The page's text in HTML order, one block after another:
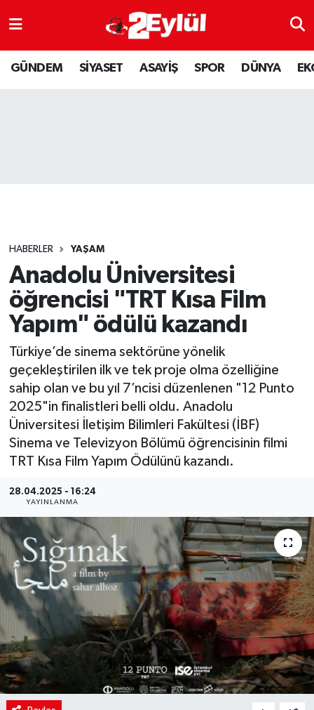
GÜNDEM SİYASET ASAYİŞ SPOR DÜNYA
HABERLER YAŞAM
Anadolu Üniversitesi
öğrencisi "TRT Kısa Film
Yapım" ödülü kazandı
Türkiye’de sinema sektörüne yönelik
geçekleştirilen ilk ve tek proje olma özelliğine
sahip olan ve bu yıl 7’ncisi düzenlenen "12 Punto
2025"in finalistleri belli oldu. Anadolu
Üniversitesi İletişim Bilimleri Fakültesi (İBF)
Sinema ve Televizyon Bölümü öğrencisinin filmi
TRT Kısa Film Yapım Ödülünü kazandı.
28.04.2025 - 16:24
YAYINLANMA
ASAYİŞ
DÜNYA
SPOR
YAŞAM
Nöbetçi Eczaneler
Hava Durumu
Son Dakika Haberleri
Haber Arşivi